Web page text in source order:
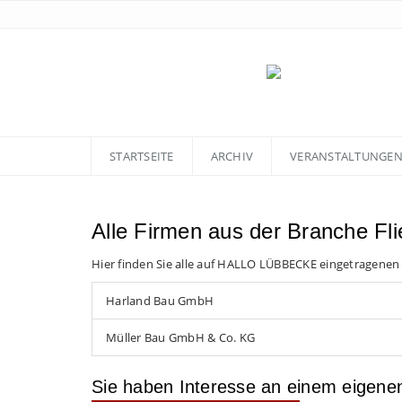
STARTSEITE ARCHIV VERANSTALTUNGEN
Alle Firmen aus der Branche
Hier finden Sie alle auf HALLO LÜBBECKE
Harland Bau GmbH
Müller Bau GmbH & Co. KG
Sie haben Interesse an einem